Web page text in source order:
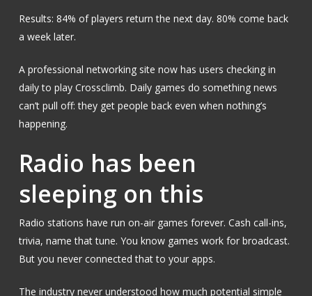
Results: 84% of players return the next day. 80% come back
a week later.
A professional networking site now has users checking in
daily to play Crossclimb. Daily games do something news
can’t pull off: they get people back even when nothing’s
happening.
Radio has been
sleeping on this
Radio stations have run on-air games forever. Cash call-ins,
trivia, name that tune. You know games work for broadcast.
But you never connected that to your apps.
The industry never understood how much potential simple